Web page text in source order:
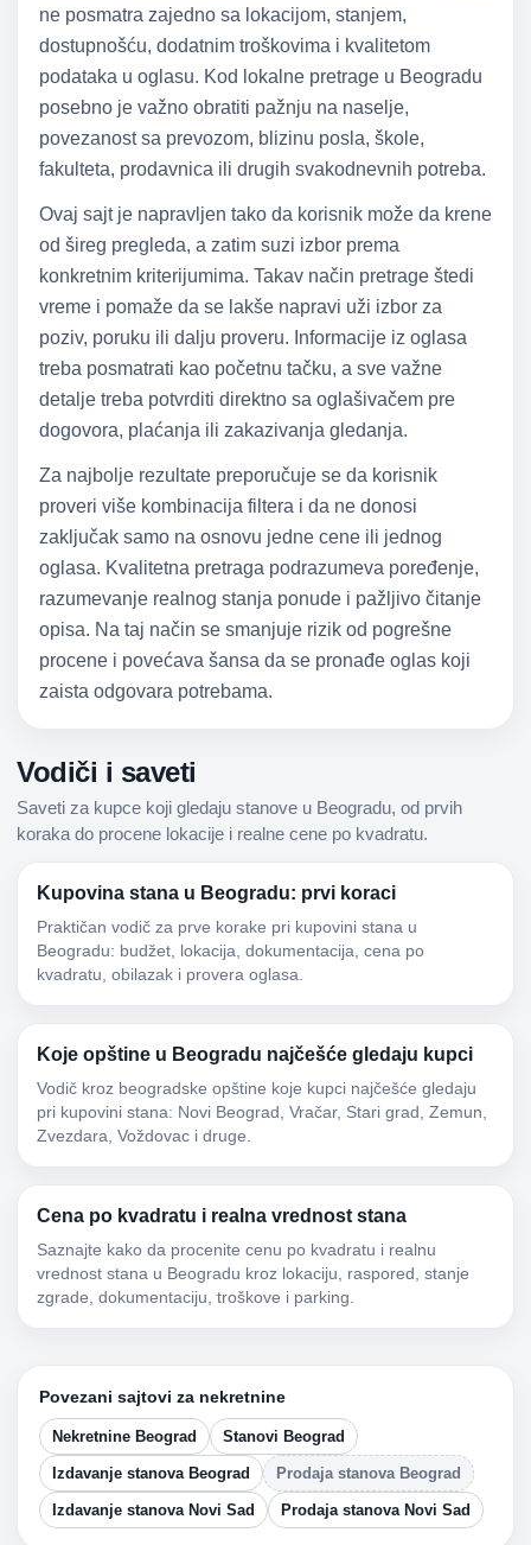
ne posmatra zajedno sa lokacijom, stanjem,
dostupnošću, dodatnim troškovima i kvalitetom
podataka u oglasu. Kod lokalne pretrage u Beogradu
posebno je važno obratiti pažnju na naselje,
povezanost sa prevozom, blizinu posla, škole,
fakulteta, prodavnica ili drugih svakodnevnih potreba.
Ovaj sajt je napravljen tako da korisnik može da krene
od šireg pregleda, a zatim suzi izbor prema
konkretnim kriterijumima. Takav način pretrage štedi
vreme i pomaže da se lakše napravi uži izbor za
poziv, poruku ili dalju proveru. Informacije iz oglasa
treba posmatrati kao početnu tačku, a sve važne
detalje treba potvrditi direktno sa oglašivačem pre
dogovora, plaćanja ili zakazivanja gledanja.
Za najbolje rezultate preporučuje se da korisnik
proveri više kombinacija filtera i da ne donosi
zaključak samo na osnovu jedne cene ili jednog
oglasa. Kvalitetna pretraga podrazumeva poređenje,
razumevanje realnog stanja ponude i pažljivo čitanje
opisa. Na taj način se smanjuje rizik od pogrešne
procene i povećava šansa da se pronađe oglas koji
zaista odgovara potrebama.
Vodiči i saveti
Saveti za kupce koji gledaju stanove u Beogradu, od prvih
koraka do procene lokacije i realne cene po kvadratu.
Kupovina stana u Beogradu: prvi koraci
Praktičan vodič za prve korake pri kupovini stana u
Beogradu: budžet, lokacija, dokumentacija, cena po
kvadratu, obilazak i provera oglasa.
Koje opštine u Beogradu najčešće gledaju kupci
Vodič kroz beogradske opštine koje kupci najčešće gledaju
pri kupovini stana: Novi Beograd, Vračar, Stari grad, Zemun,
Zvezdara, Voždovac i druge.
Cena po kvadratu i realna vrednost stana
Saznajte kako da procenite cenu po kvadratu i realnu
vrednost stana u Beogradu kroz lokaciju, raspored, stanje
zgrade, dokumentaciju, troškove i parking.
Povezani sajtovi za nekretnine
Nekretnine Beograd Stanovi Beograd
Izdavanje stanova Beograd Prodaja stanova Beograd
Izdavanje stanova Novi Sad Prodaja stanova Novi Sad